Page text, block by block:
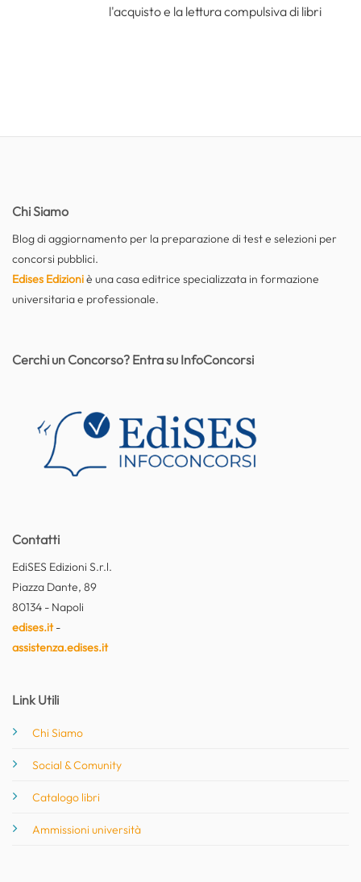
l'acquisto e la lettura compulsiva di libri
Chi Siamo
Blog di aggiornamento per la preparazione di test e selezioni per
concorsi pubblici.
Edises Edizioniè una casa editrice specializzata in formazione
universitaria e professionale.
Contatti
EdiSES Edizioni S.r.l.
Piazza Dante, 89
80134 - Napoli
edises.it-
assistenza.edises.it
Link Utili
Chi Siamo
Social & Comunity
Catalogo libri
Ammissioni università
Cerchi un Concorso? Entra su InfoConcorsi